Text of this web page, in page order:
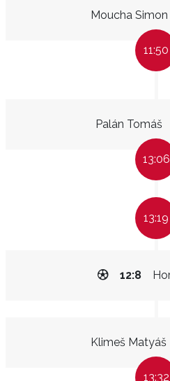
Moucha Simon
11:50
Palán Tomáš
13:06
13:19
12:8
Klimeš Matyáš
13:32